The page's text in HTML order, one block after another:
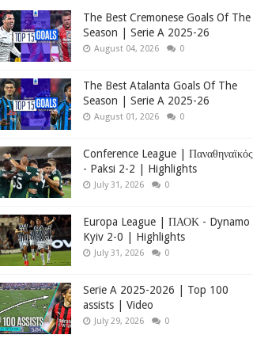
The Best Cremonese Goals Of The
Season | Serie A 2025-26
August 04, 2026 0
The Best Atalanta Goals Of The
Season | Serie A 2025-26
August 01, 2026 0
Conference League | Παναθηναϊκός
- Paksi 2-2 | Highlights
July 31, 2026 0
Europa League | ΠΑΟΚ - Dynamo
Kyiv 2-0 | Highlights
July 31, 2026 0
Serie A 2025-2026 | Top 100
assists | Video
July 29, 2026 0